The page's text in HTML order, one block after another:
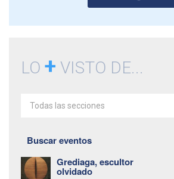
LO + VISTO DE...
Todas las secciones
Buscar eventos
Grediaga, escultor
olvidado